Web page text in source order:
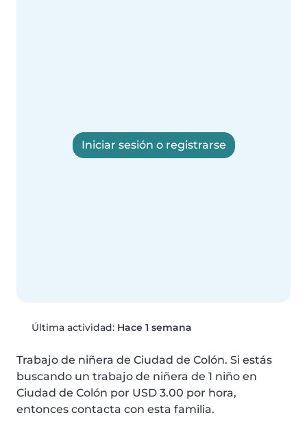
Iniciar sesión o registrarse
Última actividad: Hace 1 semana
Trabajo de niñera de Ciudad de Colón. Si estás
buscando un trabajo de niñera de 1 niño en
Ciudad de Colón por USD 3.00 por hora,
entonces contacta con esta familia.